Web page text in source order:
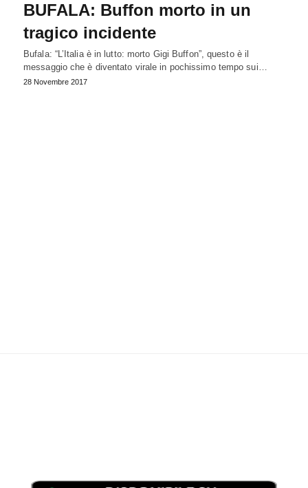
BUFALA: Buffon morto in un
tragico incidente
Bufala: “L’Italia è in lutto: morto Gigi Buffon”, questo è il
messaggio che è diventato virale in pochissimo tempo sui…
28 Novembre 2017